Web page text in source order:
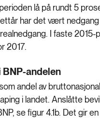
lå på rundt 5
har det vært
I faste 2015-
2017.
BNP-andelen
andel av
i landet. Anslåtte
se figur 4.1b. Det gir